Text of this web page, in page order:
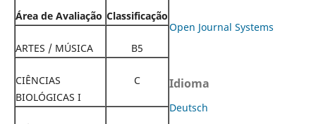
Área de Avaliação Classificação
ARTES / MÚSICA B5
CIÊNCIAS
BIOLÓGICAS I
C
Open Journal Systems
Idioma
Deutsch